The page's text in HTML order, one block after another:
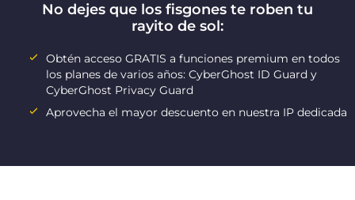
No dejes que los fisgones te roben tu
rayito de sol:
Obtén acceso GRATIS a funciones premium en todos
los planes de varios años: CyberGhost ID Guard y
CyberGhost Privacy Guard
Aprovecha el mayor descuento en nuestra IP dedicada